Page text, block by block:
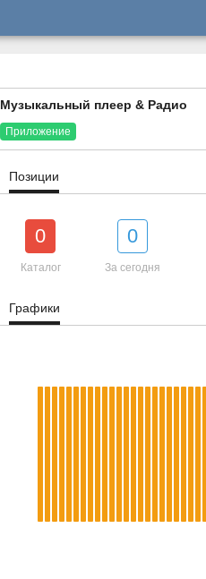
Музыкальный плеер & Радио
Приложение
Позиции
0
Каталог
0
За сегодня
Графики